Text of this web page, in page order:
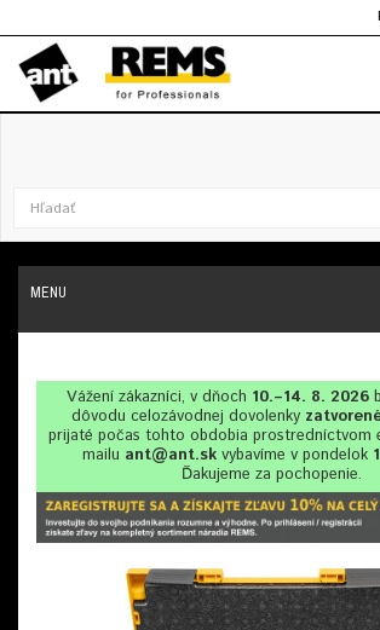
MENU
Vážení zákazníci, v dňoch 10.–14. 8. 2026
dôvodu celozávodnej dovolenky
prijaté počas tohto obdobia prostredníctvom
mailu ant@ant.skvybavíme v pondelok
Ďakujeme za pochopenie.